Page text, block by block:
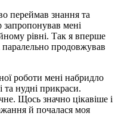
переймав знання та
мені
рівні. Так я вперше
продовжував
роботи мені набридло
нудні прикраси.
Щось значно цікавіше і
й почалася моя